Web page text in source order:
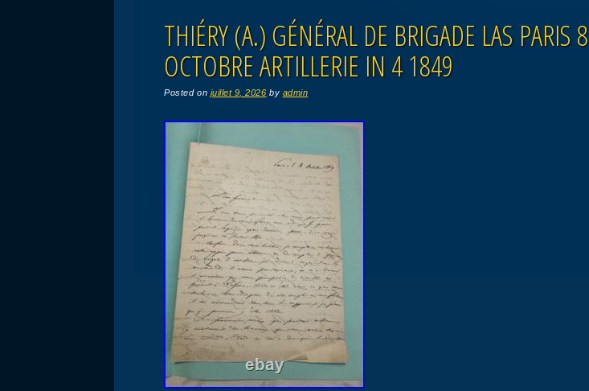
THIÉRY (A.) GÉNÉRAL DE BRIGADE LAS PARIS 8
OCTOBRE ARTILLERIE IN 4 1849
Posted on juillet 9, 2026 by admin